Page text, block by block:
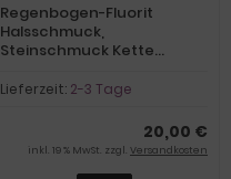
Regenbogen-Fluorit
Halsschmuck,
Steinschmuck Kette
Verschluss
Lieferzeit: 2-3 Tage
20,00 €
inkl. 19 % MwSt. zzgl. Versandkosten